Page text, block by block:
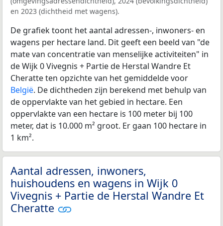
en 2023 (dichtheid met wagens).
De grafiek toont het aantal adressen-, inwoners- en
wagens per hectare land. Dit geeft een beeld van "de
mate van concentratie van menselijke activiteiten" in
de Wijk 0 Vivegnis + Partie de Herstal Wandre Et
Cheratte ten opzichte van het gemiddelde voor
België. De dichtheden zijn berekend met behulp van
de oppervlakte van het gebied in hectare. Een
oppervlakte van een hectare is 100 meter bij 100
meter, dat is 10.000 m² groot. Er gaan 100 hectare in
1 km².
Aantal adressen, inwoners,
huishoudens en wagens in Wijk 0
Vivegnis + Partie de Herstal Wandre Et
Cheratte